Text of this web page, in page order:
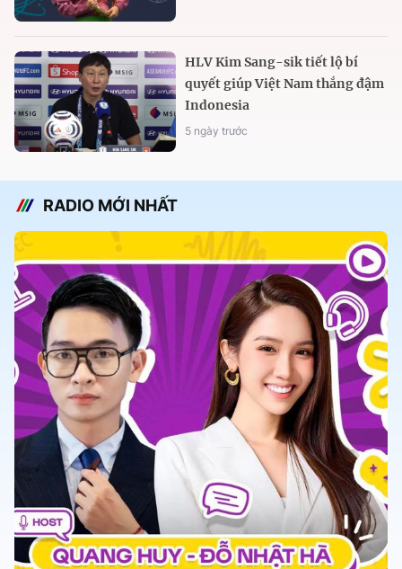
HLV Kim Sang-sik tiết lộ bí
quyết giúp Việt Nam thắng đậm
Indonesia
5 ngày trước
RADIO MỚI NHẤT